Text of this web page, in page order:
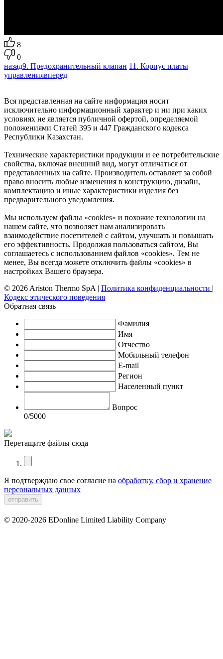
8
0
назад9. Предохранительный клапан 11. Корпус платы
управлениявперед
Вся представленная на сайте информация носит
исключительно информационный характер и ни при каких
условиях не является публичной офертой, определяемой
положениями Статей 395 и 447 Гражданского кодекса
Республики Казахстан.
Технические характеристики продукции и ее потребительские
свойства, включая внешний вид, могут отличаться от
представленных на сайте. Производитель оставляет за собой
право вносить любые изменения в конструкцию, дизайн,
комплектацию и иные характеристики изделия без
предварительного уведомления.
Мы используем файлы «cookies» и похожие технологии на
нашем сайте, что позволяет нам анализировать
взаимодействие посетителей с сайтом, улучшать и повышать
его эффективность. Продолжая пользоваться сайтом, Вы
соглашаетесь с использованием файлов «cookies». Тем не
менее, Вы всегда можете отключить файлы «cookies» в
настройках Вашего браузера.
© 2026 Ariston Thermo SpA | Политика конфиденциальности |
Кодекс этического поведения
Обратная связь
Фамилия
Имя
Отчество
Мобильный телефон
E-mail
Регион
Населенный пункт
Вопрос
0/5000
Перетащите файлы сюда
Я подтверждаю свое согласие на обработку, сбор и хранение
персональных данных
© 2020-2026 EDonline Limited Liability Company